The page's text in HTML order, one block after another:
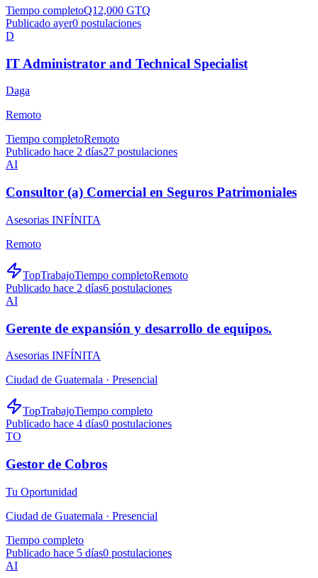
Tiempo completoQ12,000 GTQ
Publicado ayer0 postulaciones
D
IT Administrator and Technical Specialist
Daga
Remoto
Tiempo completoRemoto
Publicado hace 2 días27 postulaciones
AI
Consultor (a) Comercial en Seguros Patrimoniales
Asesorias INFÍNITA
Remoto
TopTrabajoTiempo completoRemoto
Publicado hace 2 días6 postulaciones
AI
Gerente de expansión y desarrollo de equipos.
Asesorias INFÍNITA
Ciudad de Guatemala · Presencial
TopTrabajoTiempo completo
Publicado hace 4 días0 postulaciones
TO
Gestor de Cobros
Tu Oportunidad
Ciudad de Guatemala · Presencial
Tiempo completo
Publicado hace 5 días0 postulaciones
AI